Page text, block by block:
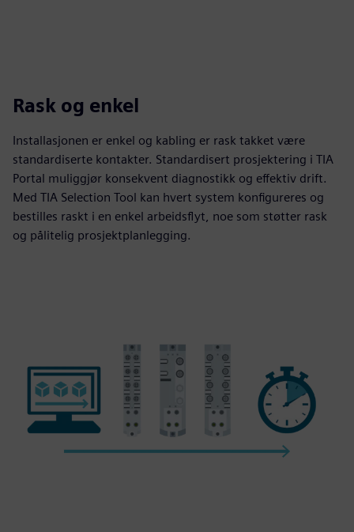
Rask og enkel
Installasjonen er enkel og kabling er rask takket være
standardiserte kontakter. Standardisert prosjektering i TIA
Portal muliggjør konsekvent diagnostikk og effektiv drift.
Med TIA Selection Tool kan hvert system konfigureres og
bestilles raskt i en enkel arbeidsflyt, noe som støtter rask
og pålitelig prosjektplanlegging.